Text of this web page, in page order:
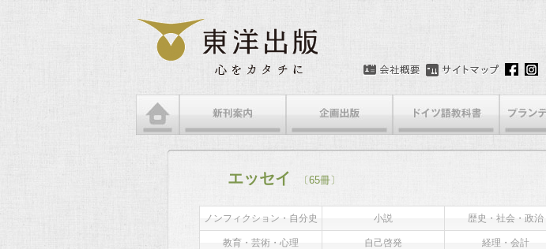
エッセイ 〔65冊〕
ノンフィクション・自分史 小説 歴史・社会・政治
教育・芸術・心理 自己啓発 経理・会計